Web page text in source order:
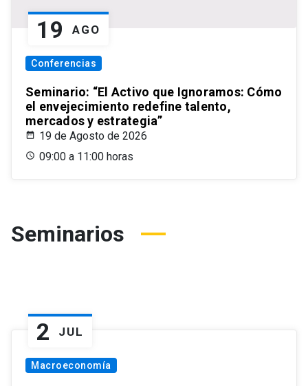
19 AGO
Conferencias
Seminario: “El Activo que Ignoramos: Cómo
el envejecimiento redefine talento,
mercados y estrategia”
19 de Agosto de 2026
09:00 a 11:00 horas
Seminarios
2 JUL
Macroeconomía